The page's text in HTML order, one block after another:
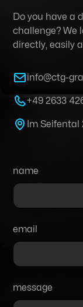
Do you have a
challenge? We
directly, easily
info@ctg-
+49 2633
Im Seifental
name
email
message